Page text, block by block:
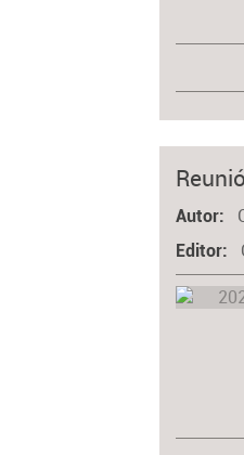
Autor
Editor